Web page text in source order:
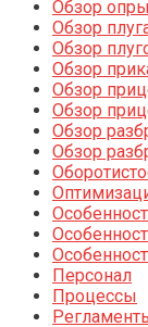
Обзор
Обзор
Обзор
Обзор
Обзор
Обзор
Обзор
Обзор
Персонал
Процессы